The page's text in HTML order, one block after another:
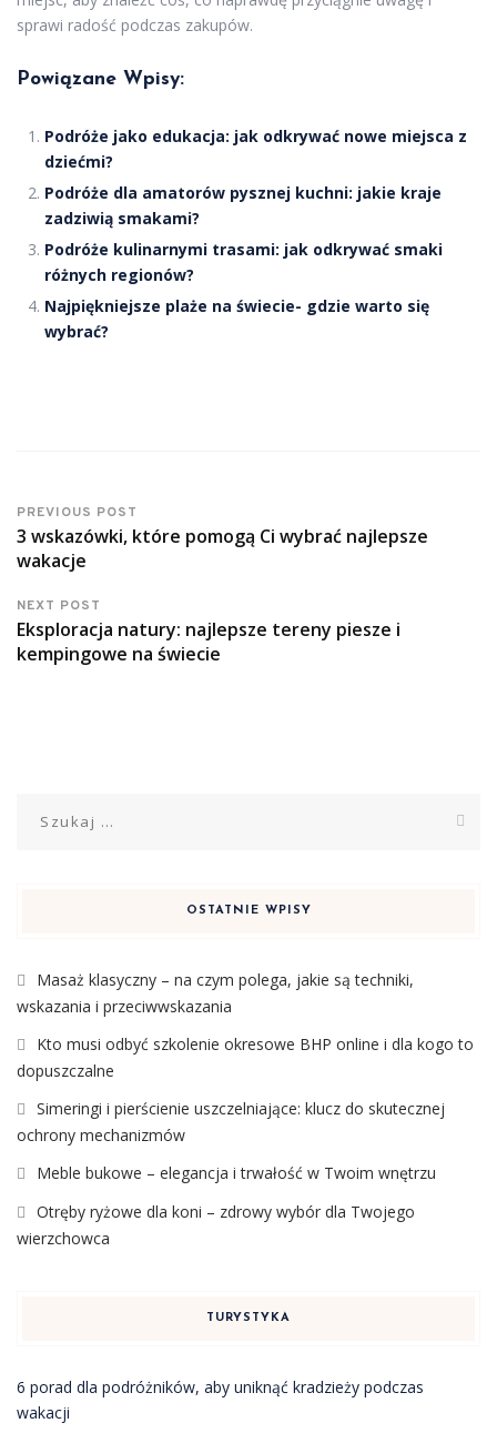
sprawi radość podczas zakupów.
Powiązane Wpisy:
Podróże jako edukacja: jak odkrywać nowe miejsca z
dziećmi?
Podróże dla amatorów pysznej kuchni: jakie kraje
zadziwią smakami?
Podróże kulinarnymi trasami: jak odkrywać smaki
różnych regionów?
Najpiękniejsze plaże na świecie- gdzie warto się
wybrać?
PREVIOUS POST
3 wskazówki, które pomogą Ci wybrać najlepsze
wakacje
NEXT POST
Eksploracja natury: najlepsze tereny piesze i
kempingowe na świecie
OSTATNIE WPISY
Masaż klasyczny – na czym polega, jakie są techniki,
wskazania i przeciwwskazania
Kto musi odbyć szkolenie okresowe BHP online i dla kogo to
dopuszczalne
Simeringi i pierścienie uszczelniające: klucz do skutecznej
ochrony mechanizmów
Meble bukowe – elegancja i trwałość w Twoim wnętrzu
Otręby ryżowe dla koni – zdrowy wybór dla Twojego
wierzchowca
TURYSTYKA
6 porad dla podróżników, aby uniknąć kradzieży podczas
wakacji